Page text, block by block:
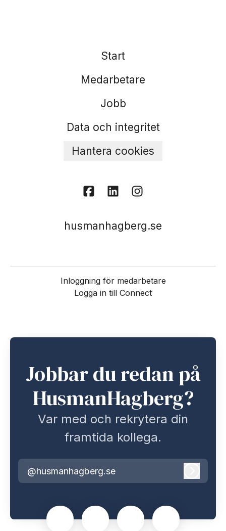
Start
Medarbetare
Jobb
Data och integritet
Hantera cookies
husmanhagberg.se
Inloggning för medarbetare
Logga in till Connect
Jobbar du redan på
HusmanHagberg?
Var med och rekrytera din
framtida kollega.
@husmanhagberg.se